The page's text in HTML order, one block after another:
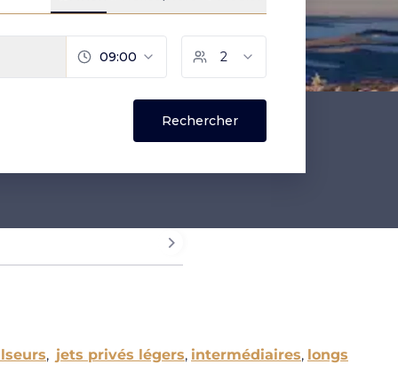
, jets privés légers, intermédiaires, longs